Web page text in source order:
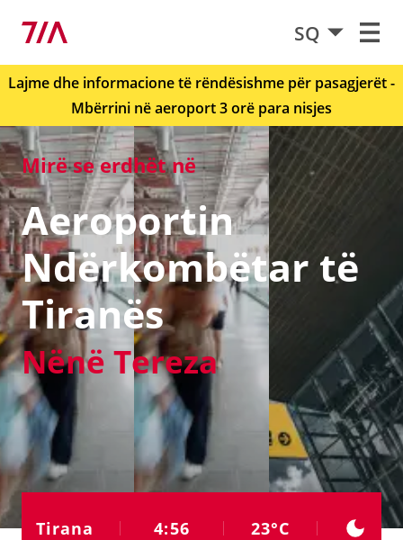
SQ
Lajme dhe informacione të rëndësishme për pasagjerët -
Mbërrini në aeroport 3 orë para nisjes
Mirë se erdhët në
Aeroportin
Ndërkombëtar të
Tiranës
Nënë Tereza
Tirana 4:56 23°C